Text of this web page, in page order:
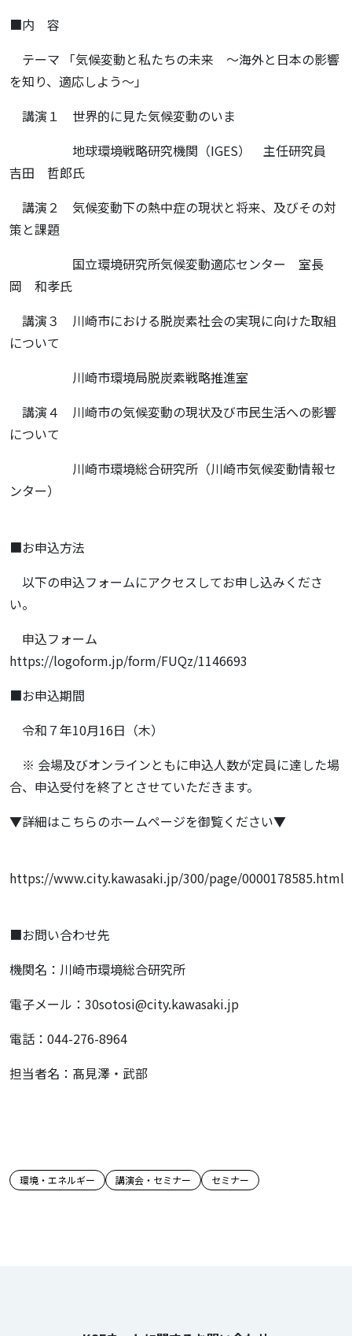
■内 容
テーマ 「気候変動と私たちの未来 ～海外と日本の影響
を知り、適応しよう～」
講演１ 世界的に見た気候変動のいま
地球環境戦略研究機関（IGES） 主任研究員
吉田 哲郎氏
講演２ 気候変動下の熱中症の現状と将来、及びその対
策と課題
国立環境研究所気候変動適応センター 室長
岡 和孝氏
講演３ 川崎市における脱炭素社会の実現に向けた取組
について
川崎市環境局脱炭素戦略推進室
講演４ 川崎市の気候変動の現状及び市民生活への影響
について
川崎市環境総合研究所（川崎市気候変動情報セ
ンター）
■お申込方法
以下の申込フォームにアクセスしてお申し込みくださ
い。
申込フォーム
https://logoform.jp/form/FUQz/1146693
■お申込期間
令和７年10月16日（木）
※ 会場及びオンラインともに申込人数が定員に達した場
合、申込受付を終了とさせていただきます。
▼詳細はこちらのホームページを御覧ください▼
https://www.city.kawasaki.jp/300/page/0000178585.html
■お問い合わせ先
機関名：川崎市環境総合研究所
電子メール：30sotosi@city.kawasaki.jp
電話：044-276-8964
担当者名：髙見澤・武部
この記事のタグ
環境・エネルギー 講演会・セミナー セミナー